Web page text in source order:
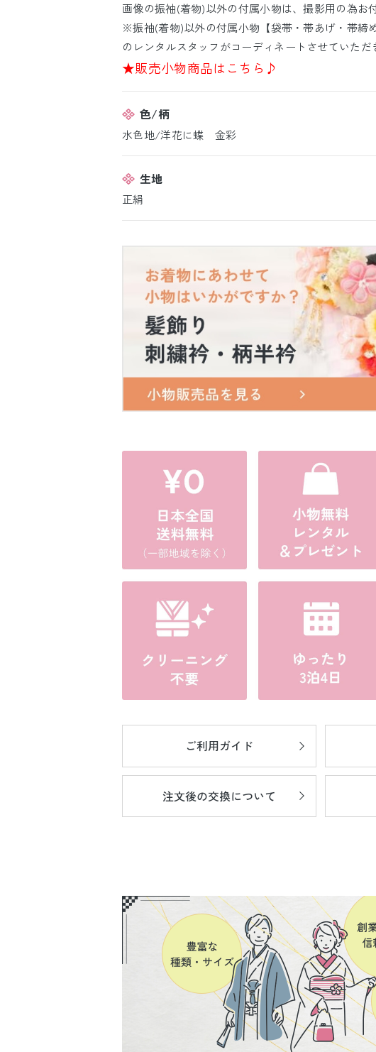
画像の振袖(着物)以外の付属小物は、撮影用の為お
※振袖(着物)以外の付属小物【袋帯・帯あげ・帯締
のレンタルスタッフがコーディネートさせていただ
★販売小物商品はこちら♪
色/柄
水色地/洋花に蝶 金彩
生地
正絹
ご利用ガイド
注文後の交換について